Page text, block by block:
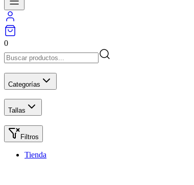
0
Categorías
Tallas
Filtros
Tienda